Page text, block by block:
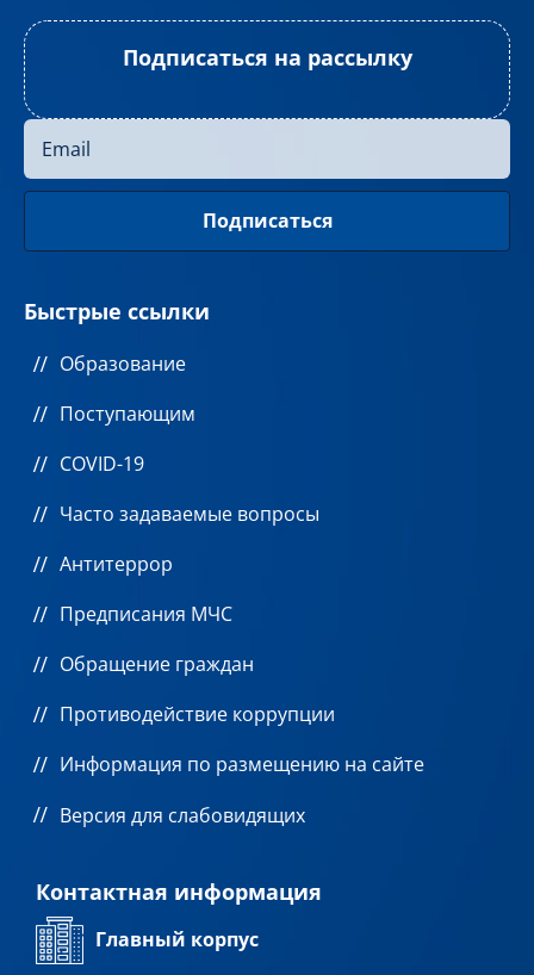
Подписаться на рассылку
Быстрые ссылки
Образование
Поступающим
COVID-19
Часто задаваемые вопросы
Антитеррор
Предписания МЧС
Обращение граждан
Противодействие коррупции
Информация по размещению на сайте
Версия для слабовидящих
Контактная информация
Главный корпус